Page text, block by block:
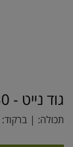
גוד נייט - 30 כמ' סופהרב
תכולה: | ברקוד: